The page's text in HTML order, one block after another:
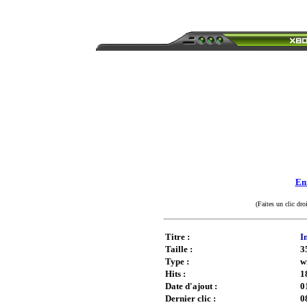
(Faites un clic
Titre :
Taille :
Type :
Hits :
Date d'ajout :
Dernier clic :